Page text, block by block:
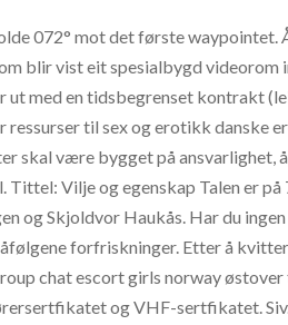
072° mot det første
blir vist eit spesialbygd videorom
ut med en tidsbegrenset kontrakt
til sex og erotikk danske
skal være bygget på ansvarlighet,
Vilje og egenskap Talen er
og Skjoldvor Haukås. Har du
forfriskninger. Etter å
chat escort girls norway
og VHF-sertfikatet.